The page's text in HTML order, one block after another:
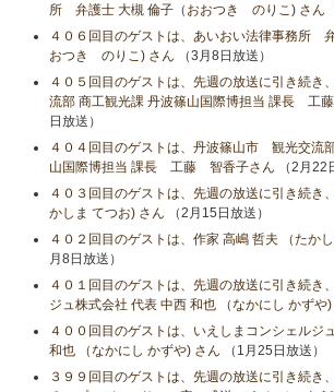
所 弁護士 大槻 倫子（おおつき のりこ) さん
４０６回目のゲストは、あいおい法律事務所
おつき のりこ) さん （3月8日放送）
４０５回目のゲストは、先週の放送に引き続
流部 商工観光課 丹波篠山国際博担当 課長 工
日放送）
４０４回目のゲストは、丹波篠山市 観光交流
山国際博担当 課長 工藤 智香子さん （2月22
４０３回目のゲストは、先週の放送に引き続き
かしま てつお) さん （2月15日放送）
４０２回目のゲストは、作家 高嶋 哲夫 （たか
月8日放送）
４０１回目のゲストは、先週の放送に引き続き
ジュ株式会社 代表 中西 和也 （なかにし かずや)
４００回目のゲストは、いえしまコンシェルジ
和也 （なかにし かずや) さん （1月25日放送）
３９９回目のゲストは、先週の放送に引き続き